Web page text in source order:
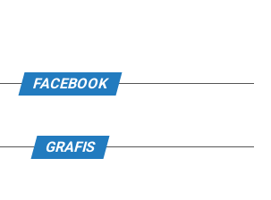
FACEBOOK
GRAFIS